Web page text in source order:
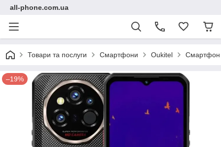
all-phone.com.ua
Товари та послуги Смартфони Oukitel Смартфон
–19%